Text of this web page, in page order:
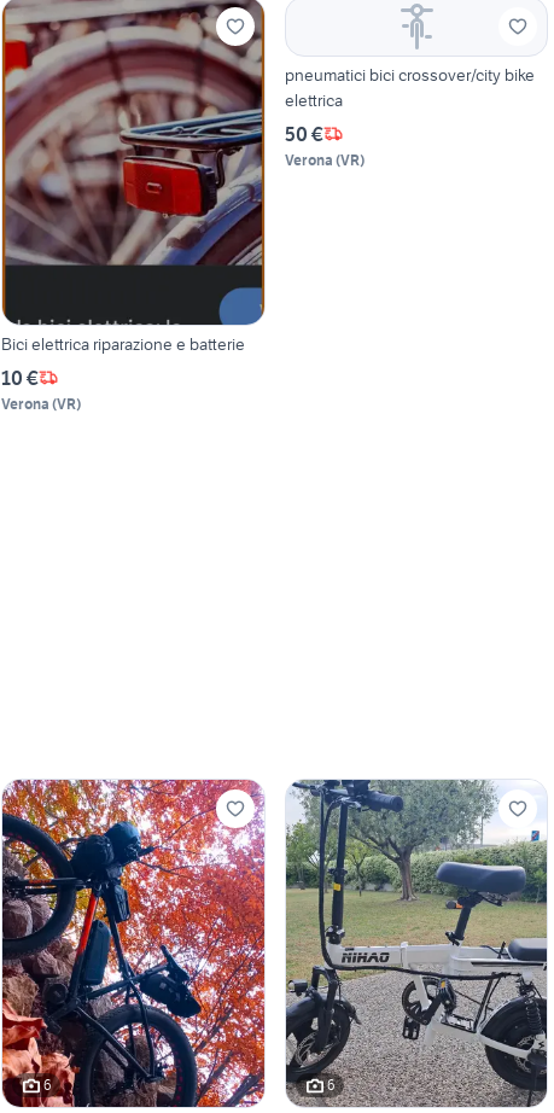
Bici elettrica riparazione e batterie
10 €
Verona (VR)
pneumatici bici crossover/city bike
elettrica
50 €
Verona (VR)
6 6